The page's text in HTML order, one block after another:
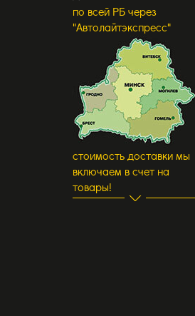
по всей РБ через
"Автолайтэкспресс"
стоимость доставки мы
включаем в счет на
товары!